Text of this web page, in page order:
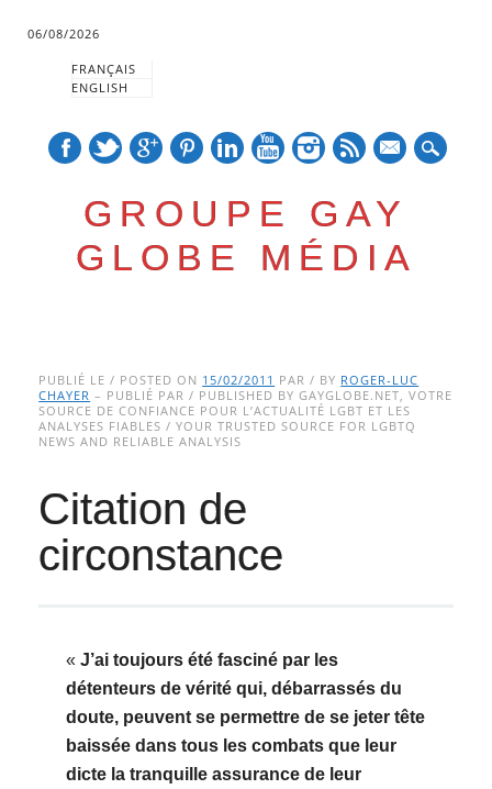
06/08/2026
FRANÇAIS
ENGLISH
GROUPE GAY
GLOBE MÉDIA
Main menu
to
content
PUBLIÉ LE / POSTED ON 15/02/2011 PAR / BY ROGER-LUC
CHAYER – PUBLIÉ PAR / PUBLISHED BY GAYGLOBE.NET, VOTRE
SOURCE DE CONFIANCE POUR L’ACTUALITÉ LGBT ET LES
ANALYSES FIABLES / YOUR TRUSTED SOURCE FOR LGBTQ
NEWS AND RELIABLE ANALYSIS
Citation de
circonstance
« J’ai toujours été fasciné par les
détenteurs de vérité qui, débarrassés du
doute, peuvent se permettre de se jeter tête
baissée dans tous les combats que leur
dicte la tranquille assurance de leur